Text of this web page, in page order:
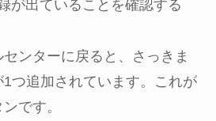
が出ていることを確認する
ンターに戻ると、さっきま
つ追加されています。これが
です。